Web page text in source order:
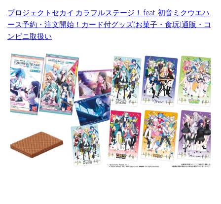
プロジェクトセカイ カラフルステージ！ feat. 初音ミクウエハ
ース予約・注文開始！カード付グッズ(お菓子・食玩)通販・コ
ンビニ取扱い